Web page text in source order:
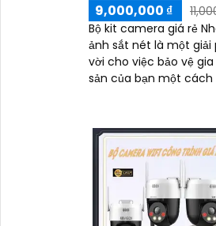
9,000,000 ₫
Bộ kit camera giá rẻ
ảnh sắt nét là một
vời cho việc bảo vệ
sản của bạn một cách